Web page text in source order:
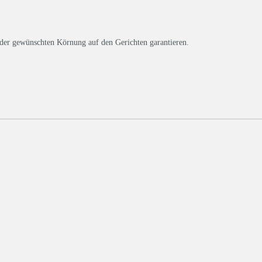
gewünschten Körnung auf den Gerichten garantieren.